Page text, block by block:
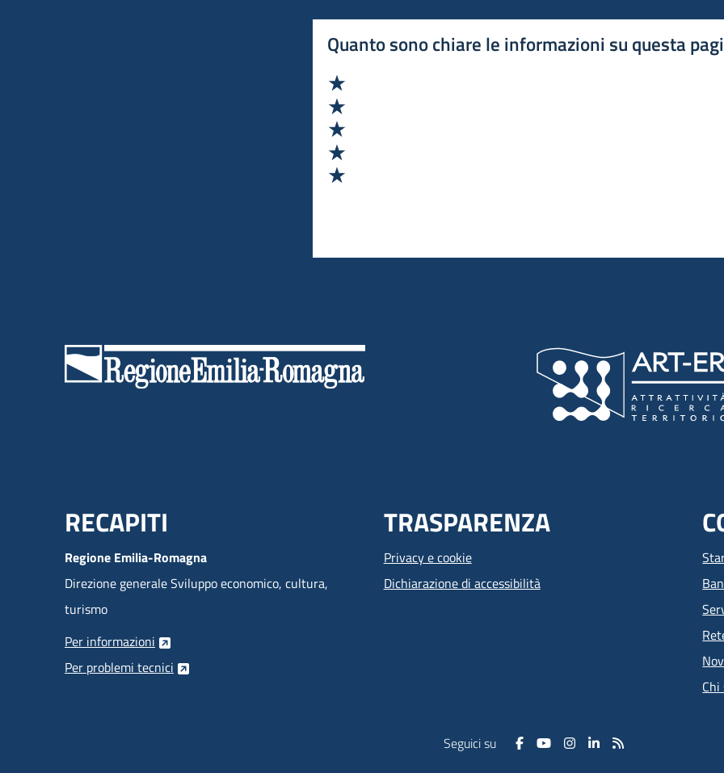
Quanto sono chiare le informazioni su questa
Menu Footer
RECAPITI
Regione Emilia-Romagna
Direzione generale Sviluppo economico, cultura,
turismo
Per informazioni
Per problemi tecnici
TRASPARENZA
Privacy e cookie
Dichiarazione di accessibilità
Seguici su